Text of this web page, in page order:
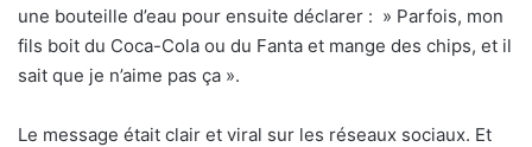
une bouteille d’eau pour ensuite déclarer : » Parfois, mon
fils boit du Coca-Cola ou du Fanta et mange des chips, et il
sait que je n’aime pas ça ».
Le message était clair et viral sur les réseaux sociaux. Et